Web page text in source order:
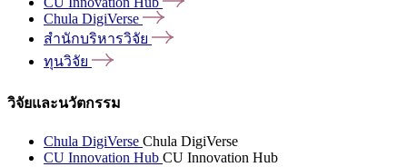
Chula DigiVerse
สำนักบริหารวิจัย
ทุนวิจัย
วิจัยและนวัตกรรม
Chula DigiVerse Chula DigiVerse
CU Innovation Hub CU Innovation Hub